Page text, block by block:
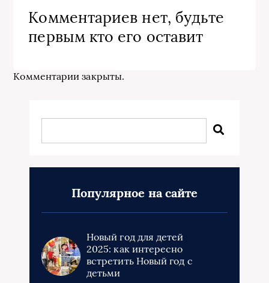
Комментариев нет, будьте
первым кто его оставит
Комментарии закрыты.
Популярное на сайте
Новый год для детей
2025: как интересно
встретить Новый год с
детьми